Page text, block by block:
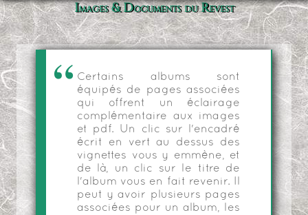
Images & Documents du Revest
Certains albums sont
équipés de pages associées
qui offrent un éclairage
complémentaire aux images
et pdf. Un clic sur l'encadré
écrit en vert au dessus des
vignettes vous y emmène, et
de là, un clic sur le titre de
l'album vous en fait revenir. Il
peut y avoir plusieurs pages
associées pour un album, les